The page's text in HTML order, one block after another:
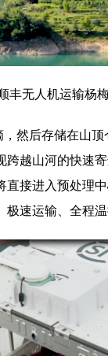
顺丰无人机运输杨梅
然后存储在山
越山河的快速
接进入预处理
速运输、全程温